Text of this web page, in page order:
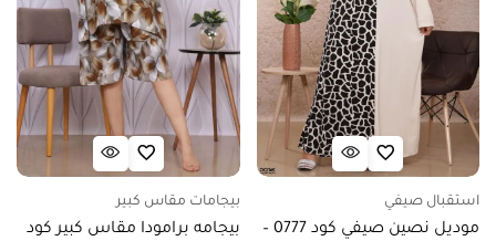
استقبال صيفي
موديل نصين صيفي كود 0777 –
بيجامات مقاس كبير
بيجامه برامودا مقاس كبير كود